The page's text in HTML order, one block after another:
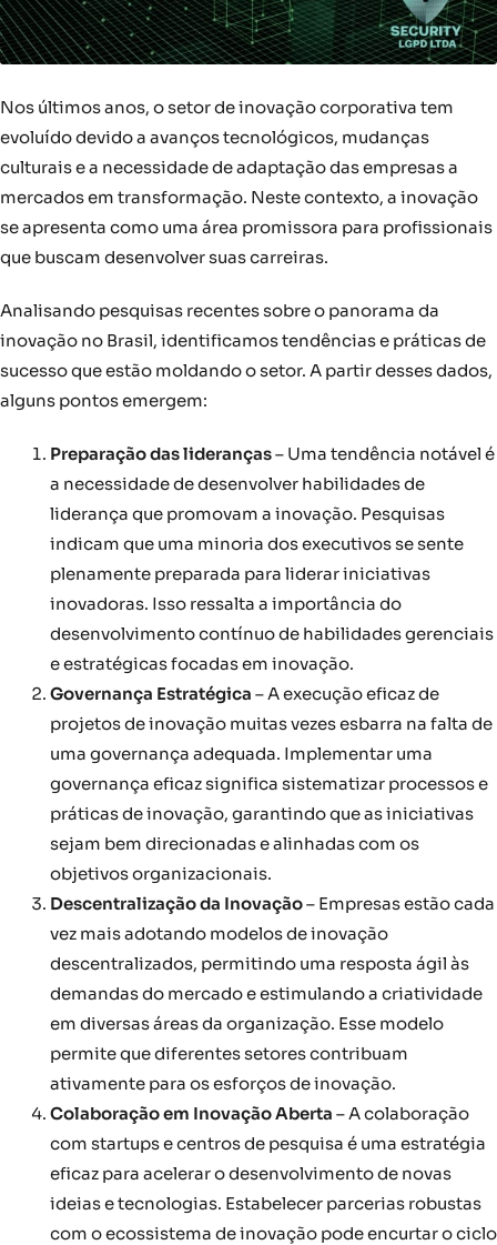
Nos últimos anos, o setor de inovação corporativa tem
evoluído devido a avanços tecnológicos, mudanças
culturais e a necessidade de adaptação das empresas a
mercados em transformação. Neste contexto, a inovação
se apresenta como uma área promissora para profissionais
que buscam desenvolver suas carreiras.
Analisando pesquisas recentes sobre o panorama da
inovação no Brasil, identificamos tendências e práticas de
sucesso que estão moldando o setor. A partir desses dados,
alguns pontos emergem:
Preparação das lideranças– Uma tendência notável é
a necessidade de desenvolver habilidades de
liderança que promovam a inovação. Pesquisas
indicam que uma minoria dos executivos se sente
plenamente preparada para liderar iniciativas
inovadoras. Isso ressalta a importância do
desenvolvimento contínuo de habilidades gerenciais
e estratégicas focadas em inovação.
Governança Estratégica – A execução eficaz de
projetos de inovação muitas vezes esbarra na falta de
uma governança adequada. Implementar uma
governança eficaz significa sistematizar processos e
práticas de inovação, garantindo que as iniciativas
sejam bem direcionadas e alinhadas com os
objetivos organizacionais.
Descentralização da Inovação– Empresas estão cada
vez mais adotando modelos de inovação
descentralizados, permitindo uma resposta ágil às
demandas do mercado e estimulando a criatividade
em diversas áreas da organização. Esse modelo
permite que diferentes setores contribuam
ativamente para os esforços de inovação.
Colaboração em Inovação Aberta – A colaboração
com startups e centros de pesquisa é uma estratégia
eficaz para acelerar o desenvolvimento de novas
ideias e tecnologias. Estabelecer parcerias robustas
com o ecossistema de inovação pode encurtar o ciclo